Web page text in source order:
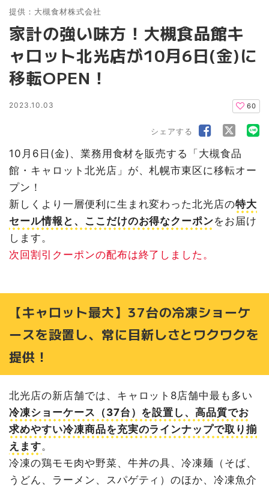
提供：大槻食材株式会社
家計の強い味方！大槻食品館キ
ャロット北光店が10月6日(金)に
移転OPEN！
2023.10.03 60
シェアする
10月6日(金)、業務用食材を販売する「大槻食品
館・キャロット北光店」が、札幌市東区に移転オー
プン！
新しくより一層便利に生まれ変わった北光店の特大
セール情報と、ここだけのお得なクーポンをお届け
します。
次回割引クーポンの配布は終了しました。
【キャロット最大】37台の冷凍ショーケ
ースを設置し、常に目新しさとワクワクを
提供！
北光店の新店舗では、キャロット8店舗中最も多い
冷凍ショーケース（37台）を設置し、高品質でお
求めやすい冷凍商品を充実のラインナップで取り揃
えます。
冷凍の鶏モモ肉や野菜、牛丼の具、冷凍麺（そば、
うどん、ラーメン、スパゲティ）のほか、冷凍魚介